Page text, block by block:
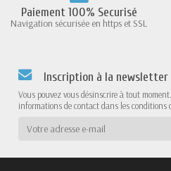
Paiement 100% Securisé
Navigation sécurisée en https et SSL
Inscription à la newsletter
Vous pouvez vous désinscrire à tout
informations de contact dans les conditions